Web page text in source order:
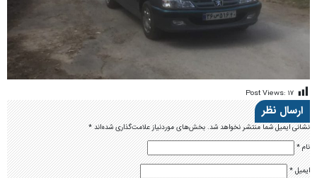
Post Views: ۱۷
ارسال نظر
نشانی ایمیل شما منتشر نخواهد شد.بخش‌های موردنیاز علامت‌گذاری شده‌اند*
نام*
ایمیل*